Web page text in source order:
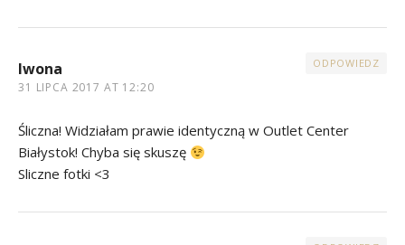
Iwona
31 LIPCA 2017 AT 12:20
ODPOWIEDZ
Śliczna! Widziałam prawie identyczną w Outlet Center
Białystok! Chyba się skuszę
Sliczne fotki <3